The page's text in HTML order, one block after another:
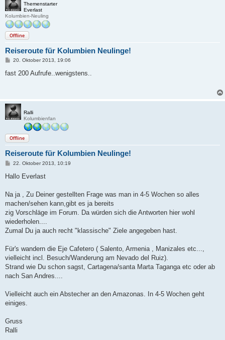
Themenstarter
Everlast
Kolumbien-Neuling
Offline
Reiseroute für Kolumbien Neulinge!
B
i
20. Oktober 2013, 19:06
fast 200 Aufrufe..wenigstens..
Ralli
Kolumbienfan
Offline
Reiseroute für Kolumbien Neulinge!
B
i
a
22. Oktober 2013, 10:19
Hallo Everlast
Na ja , Zu Deiner gestellten Frage was man in 4-5 Wochen so alles
machen/sehen kann,gibt es ja bereits
zig Vorschläge im Forum. Da würden sich die Antworten hier wohl
wiederholen....
Zumal Du ja auch recht "klassische" Ziele angegeben hast.
Für's wandern die Eje Cafetero ( Salento, Armenia , Manizales etc...,
vielleicht incl. Besuch/Wanderung am Nevado del Ruiz).
Strand wie Du schon sagst, Cartagena/santa Marta Taganga etc oder ab
nach San Andres....
Vielleicht auch ein Abstecher an den Amazonas. In 4-5 Wochen geht
einiges.
Gruss
Ralli